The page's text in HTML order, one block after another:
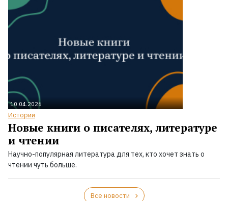
10.04.2026
Истории
Новые книги о писателях, литературе
и чтении
Научно-популярная литература для тех, кто хочет знать о
чтении чуть больше.
Все новости